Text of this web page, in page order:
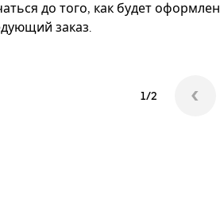
до того, как будет оформлен
заказ.
1/2